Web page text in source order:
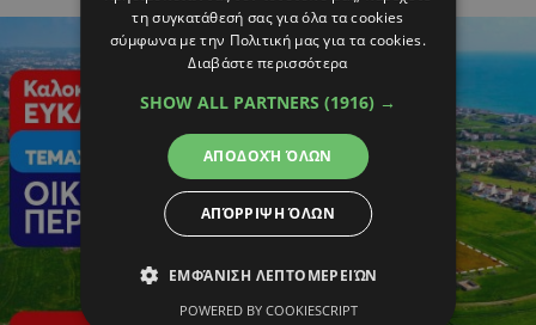
τη συγκατάθεσή σας για όλα τα cookies
σύμφωνα με την Πολιτική μας για τα cookies.
Διαβάστε περισσότερα
SHOW ALL PARTNERS (1916) →
ΑΠΟΔΟΧΉ ΌΛΩΝ
ΑΠΌΡΡΙΨΗ ΌΛΩΝ
ΕΜΦΆΝΙΣΗ ΛΕΠΤΟΜΕΡΕΙΏΝ
POWERED BY COOKIESCRIPT